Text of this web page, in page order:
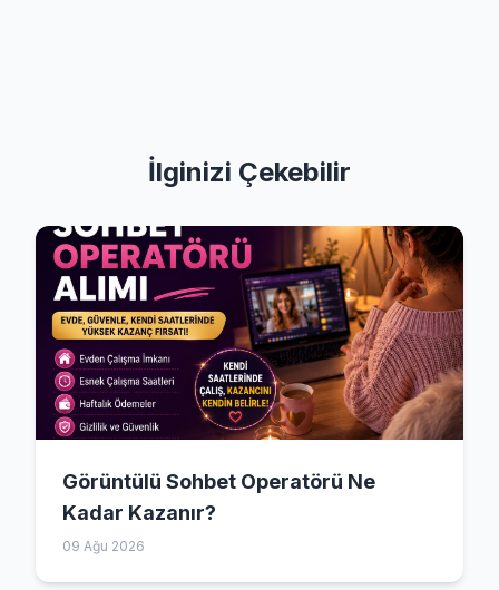
İlginizi Çekebilir
Görüntülü Sohbet Operatörü Ne
Kadar Kazanır?
09 Ağu 2026